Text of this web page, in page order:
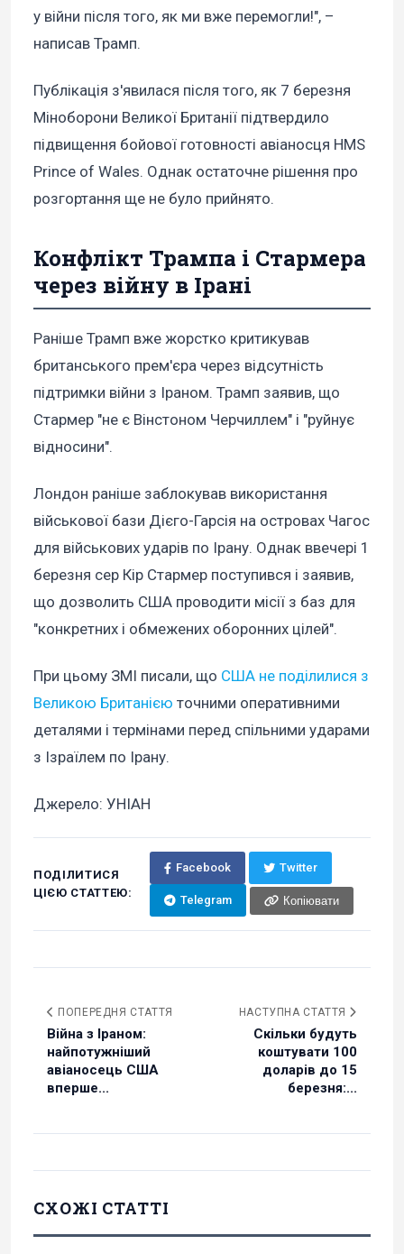
у війни після того, як ми вже перемогли!", –
написав Трамп.
Публікація з'явилася після того, як 7 березня
Міноборони Великої Британії підтвердило
підвищення бойової готовності авіаносця HMS
Prince of Wales. Однак остаточне рішення про
розгортання ще не було прийнято.
Конфлікт Трампа і Стармера
через війну в Ірані
Раніше Трамп вже жорстко критикував
британського прем'єра через відсутність
підтримки війни з Іраном. Трамп заявив, що
Стармер "не є Вінстоном Черчиллем" і "руйнує
відносини".
Лондон раніше заблокував використання
військової бази Дієго-Гарсія на островах Чагос
для військових ударів по Ірану. Однак ввечері 1
березня сер Кір Стармер поступився і заявив,
що дозволить США проводити місії з баз для
"конкретних і обмежених оборонних цілей".
При цьому ЗМІ писали, що США не поділилися з
Великою Британією точними оперативними
деталями і термінами перед спільними ударами
з Ізраїлем по Ірану.
Джерело: УНІАН
ПОДІЛИТИСЯ
ЦІЄЮ СТАТТЕЮ:
Facebook Twitter
Telegram Копіювати
ПОПЕРЕДНЯ СТАТТЯ
Війна з Іраном:
найпотужніший
авіаносець США
вперше...
НАСТУПНА СТАТТЯ
Скільки будуть
коштувати 100
доларів до 15
березня:...
СХОЖІ СТАТТІ